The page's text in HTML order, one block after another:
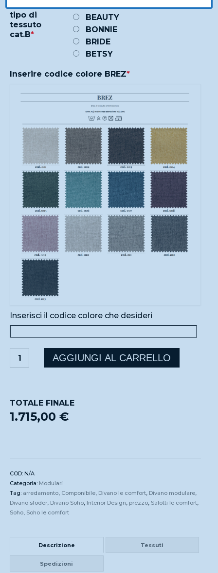
tipo di
tessuto
cat.B*
BREZ
BEAUTY
BONNIE
BRIDE
BETSY
Inserire codice colore BREZ*
Inserisci il codice colore che desideri
quantità
AGGIUNGI AL CARRELLO
TOTALE FINALE
1.715,00 €
COD: N/A
Categoria: Modulari
Tag: arredamento, Componibile, Divano le comfort, Divano modulare,
Divano sfoder, Divano Soho, Interior Design, prezzo, Salotti le comfort,
Soho, Soho le comfort
Descrizione Tessuti
Spedizioni